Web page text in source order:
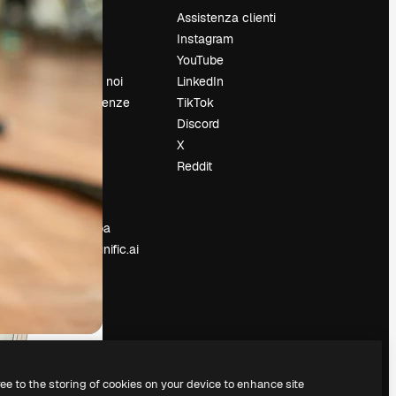
Prezzi
Chi siamo
Recensioni
Lavora con noi
Cerca tendenze
Slidesgo
Vendi i tuoi
contenuti
Sala stampa
Cerchi magnific.ai
Assistenza clienti
Instagram
YouTube
LinkedIn
TikTok
Discord
X
Reddit
to the storing of cookies on your device to enhance site